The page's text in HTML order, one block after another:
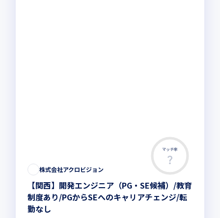
マッチ率
株式会社アクロビジョン
【関西】開発エンジニア（PG・SE候補）/教育
制度あり/PGからSEへのキャリアチェンジ/転
勤なし